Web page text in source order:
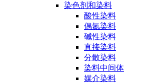
染色剂和染料
酸性染料
偶氮染料
碱性染料
直接染料
分散染料
染料中间体
媒介染料